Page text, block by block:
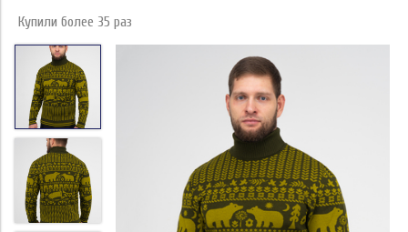
Купили более 35 раз